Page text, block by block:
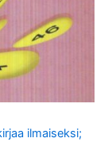
ilmaiseksi;